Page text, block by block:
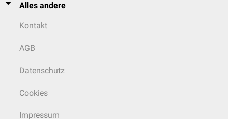
Alles andere
Kontakt
AGB
Datenschutz
Cookies
Impressum